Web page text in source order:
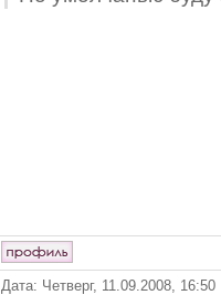
Дата: Четверг, 11.09.2008,